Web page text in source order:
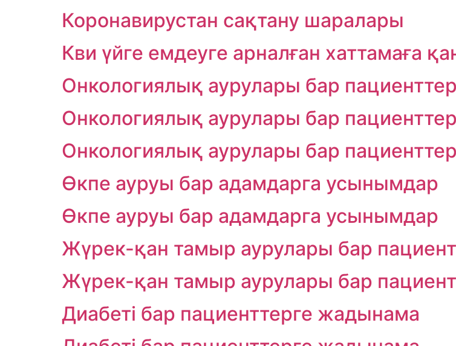
Коронавирустан сақтану шаралары
Кви үйге емдеуге арналған хаттамаға
Онкологиялық аурулары бар
Онкологиялық аурулары бар
Онкологиялық аурулары бар
Өкпе ауруы бар адамдарга усынымдар
Өкпе ауруы бар адамдарга усынымдар
Жүрек-қан тамыр аурулары бар
Жүрек-қан тамыр аурулары бар
Диабеті бар пациенттерге жадынама